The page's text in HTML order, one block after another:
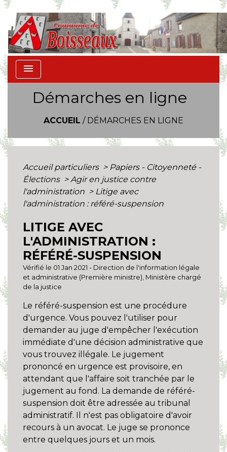
menu
Démarches en ligne
ACCUEIL / DÉMARCHES EN LIGNE
Accueil particuliers > Papiers - Citoyenneté -
Élections > Agir en justice contre
l'administration > Litige avec
l'administration : référé-suspension
LITIGE AVEC
L'ADMINISTRATION :
RÉFÉRÉ-SUSPENSION
Vérifié le 01 Jan 2021 - Direction de l'information légale
et administrative (Première ministre), Ministère chargé
de la justice
Le référé-suspension est une procédure
d'urgence. Vous pouvez l'utiliser pour
demander au juge d'empêcher l'exécution
immédiate d'une décision administrative que
vous trouvez illégale. Le jugement
prononcé en urgence est provisoire, en
attendant que l'affaire soit tranchée par le
jugement au fond. La demande de référé-
suspension doit être adressée au tribunal
administratif. Il n'est pas obligatoire d'avoir
recours à un avocat. Le juge se prononce
entre quelques jours et un mois.